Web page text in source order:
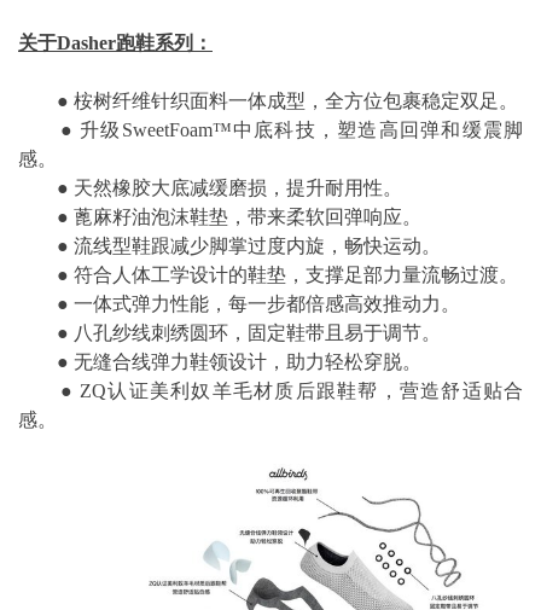
关于Dasher跑鞋系列：
● 桉树纤维针织面料一体成型，全方位包裹稳定双足。
● 升级SweetFoam™中底科技，塑造高回弹和缓震脚
感。
● 天然橡胶大底减缓磨损，提升耐用性。
● 蓖麻籽油泡沫鞋垫，带来柔软回弹响应。
● 流线型鞋跟减少脚掌过度内旋，畅快运动。
● 符合人体工学设计的鞋垫，支撑足部力量流畅过渡。
● 一体式弹力性能，每一步都倍感高效推动力。
● 八孔纱线刺绣圆环，固定鞋带且易于调节。
● 无缝合线弹力鞋领设计，助力轻松穿脱。
● ZQ认证美利奴羊毛材质后跟鞋帮，营造舒适贴合
感。